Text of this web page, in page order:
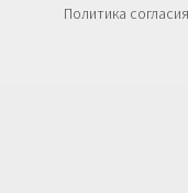
Политика